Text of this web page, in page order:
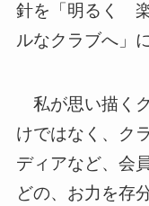
針を「明るく
ルなクラブへ」
私が思い描く
けではなく、ク
ディアなど、会
どの、お力を存